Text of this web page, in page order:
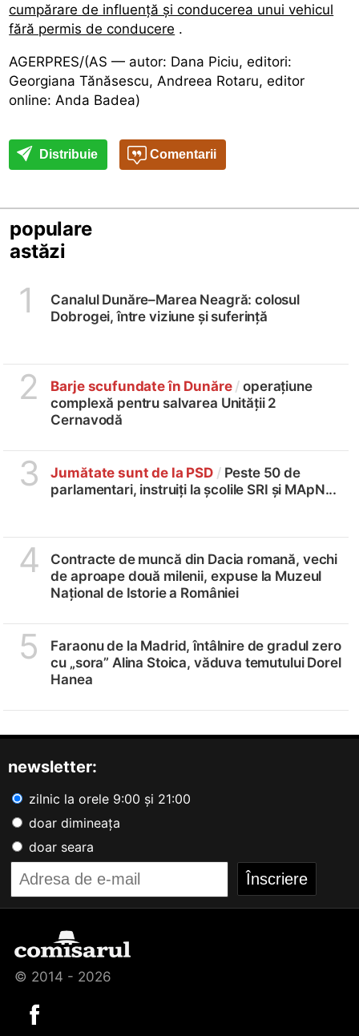
cumpărare de influență și conducerea unui vehicul
fără permis de conducere .
AGERPRES/(AS — autor: Dana Piciu, editori:
Georgiana Tănăsescu, Andreea Rotaru, editor
online: Anda Badea)
Distribuie Comentarii
populare
astăzi
1
Canalul Dunăre–Marea Neagră: colosul
Dobrogei, între viziune și suferință
2 Barje scufundate în Dunăre / operațiune
complexă pentru salvarea Unității 2
Cernavodă
3 Jumătate sunt de la PSD / Peste 50 de
parlamentari, instruiți la școlile SRI și MApN...
4
Contracte de muncă din Dacia romană, vechi
de aproape două milenii, expuse la Muzeul
Național de Istorie a României
5
Faraonu de la Madrid, întâlnire de gradul zero
cu „sora” Alina Stoica, văduva temutului Dorel
Hanea
newsletter:
zilnic la orele 9:00 și 21:00
doar dimineața
doar seara
© 2014 - 2026